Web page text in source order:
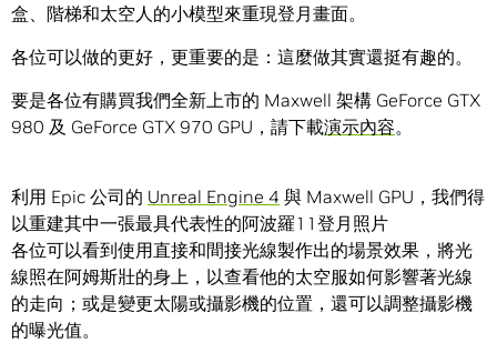
盒、階梯和太空人的小模型來重現登月畫面。
各位可以做的更好，更重要的是：這麼做其實還挺有趣的。
要是各位有購買我們全新上市的 Maxwell 架構 GeForce GTX
980 及 GeForce GTX 970 GPU，請下載演示內容。
利用 Epic 公司的 Unreal Engine 4 與 Maxwell GPU，我們得
以重建其中一張最具代表性的阿波羅11登月照片
各位可以看到使用直接和間接光線製作出的場景效果，將光
線照在阿姆斯壯的身上，以查看他的太空服如何影響著光線
的走向；或是變更太陽或攝影機的位置，還可以調整攝影機
的曝光值。